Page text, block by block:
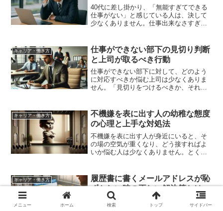
40代に差し掛かり、「無能すぎてできる
仕事がない」と感じている人は、決して
少なくありません。仕事出来なさすぎて
れない」と自己否定に陥ってしまうケー
スもあります。しかし、...
キャリア・働き方
仕事ができない部下の見切り判断
と上司が取るべき行動
仕事ができない部下に対して、どのよう
に対応すべきか悩む上司は少なくありま
せん。「見切りをつけるべきか、それと
全体のモチベーションに悪影響を及ぼ
し、他の社員の離職にもつな...
キャリア・働き方
不機嫌を表に出す人の幼稚な態度
の心理と上手な対処法
不機嫌を表に出す人が身近にいると、そ
の場の空気が重くなり、どう接すればよ
いか悩む人は少なくありません。とく
す。本記事では、「不機嫌を表に出す人
幼稚」と検索する人に向け...
キャリア・働き方
履歴書に書くメールアドレスが恥
ずかしい時の正しい解決策とは
就職や転職活動を進める中で「履歴書に
書く自分のメールアドレスが恥ずかし
メニュー ホーム 検索 トップ サイドバー